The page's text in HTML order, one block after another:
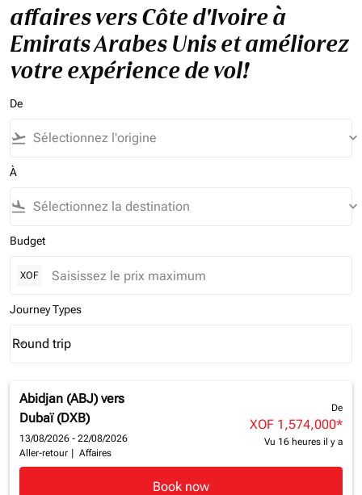
affaires vers Côte d'Ivoire à
Emirats Arabes Unis et améliorez
votre expérience de vol!
De
flight_takeoff keyboard_arrow_down
À
flight_land keyboard_arrow_down
Budget
XOF
Journey Types
Journey Types option Round trip Selected
Round trip
keyboard_arrow_down
Abidjan (ABJ) vers
Dubaï (DXB)
13/08/2026 - 22/08/2026
Aller-retour
Affaires
De
XOF 1,574,000*
Vu 16 heures il y a
Book now